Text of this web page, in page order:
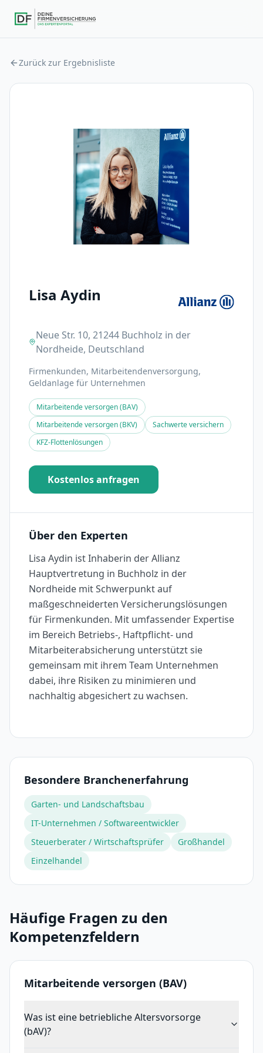
Zurück zur Ergebnisliste
Lisa Aydin
Neue Str. 10, 21244 Buchholz in der
Nordheide, Deutschland
Firmenkunden, Mitarbeitendenversorgung,
Geldanlage für Unternehmen
Mitarbeitende versorgen (BAV)
Mitarbeitende versorgen (BKV)
Sachwerte versichern
KFZ-Flottenlösungen
Kostenlos anfragen
Über den Experten
Lisa Aydin ist Inhaberin der Allianz
Hauptvertretung in Buchholz in der
Nordheide mit Schwerpunkt auf
maßgeschneiderten Versicherungslösungen
für Firmenkunden. Mit umfassender Expertise
im Bereich Betriebs-, Haftpflicht- und
Mitarbeiterabsicherung unterstützt sie
gemeinsam mit ihrem Team Unternehmen
dabei, ihre Risiken zu minimieren und
nachhaltig abgesichert zu wachsen.
Besondere Branchenerfahrung
Garten- und Landschaftsbau
IT-Unternehmen / Softwareentwickler
Steuerberater / Wirtschaftsprüfer
Großhandel
Einzelhandel
Häufige Fragen zu den
Kompetenzfeldern
Mitarbeitende versorgen (BAV)
Was ist eine betriebliche Altersvorsorge
(bAV)?